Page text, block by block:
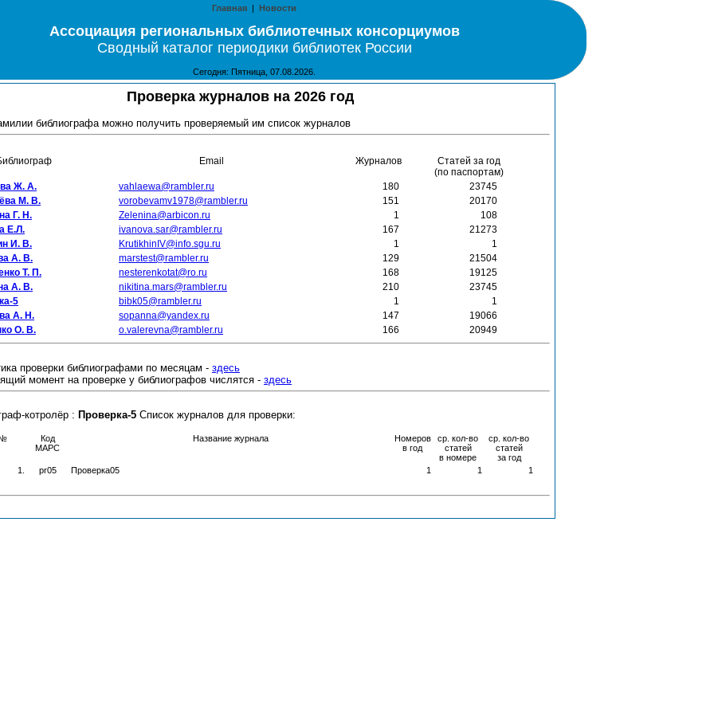
Главная | Новости
Ассоциация региональных библиотечных консорциумов
Сводный каталог периодики библиотек России
Сегодня: Пятница, 07.08.2026.
Проверка журналов на 2026 год
библиографа можно получить проверяемый им список журналов
Email Журналов
Статей за год
(по паспортам)
Ж. А.
vahlaewa@rambler.ru 180
23745
М. В.
vorobevamv1978@rambler.ru 151
20170
Г. Н.
Zelenina@arbicon.ru 1
108
Е.Л.
ivanova.sar@rambler.ru 167
21273
И. В.
KrutikhinIV@info.sgu.ru 1
1
А. В.
marstest@rambler.ru 129
21504
Т. П.
nesterenkotat@ro.ru 168
19125
А. В.
nikitina.mars@rambler.ru 210
23745
5
bibk05@rambler.ru 1
1
А. Н.
sopanna@yandex.ru 147
19066
О. В.
o.valerevna@rambler.ru 166 20949
проверки библиографами по месяцам - здесь
момент на проверке у библиографов числятся - здесь
котролёр : Проверка-5 Список журналов для проверки:
Код
МАРС
Название журнала
Номеров
в год
ср. кол-во
статей
в номере
ср. кол-во
статей
за год
1.
pr05 Проверка05 1 1 1